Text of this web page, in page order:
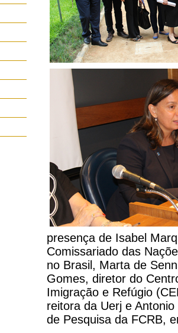
presença de Isabel
Comissariado das
no Brasil, Marta de
Gomes, diretor do
Imigração e Refúgio
reitora da Uerj e
de Pesquisa da FCRB,